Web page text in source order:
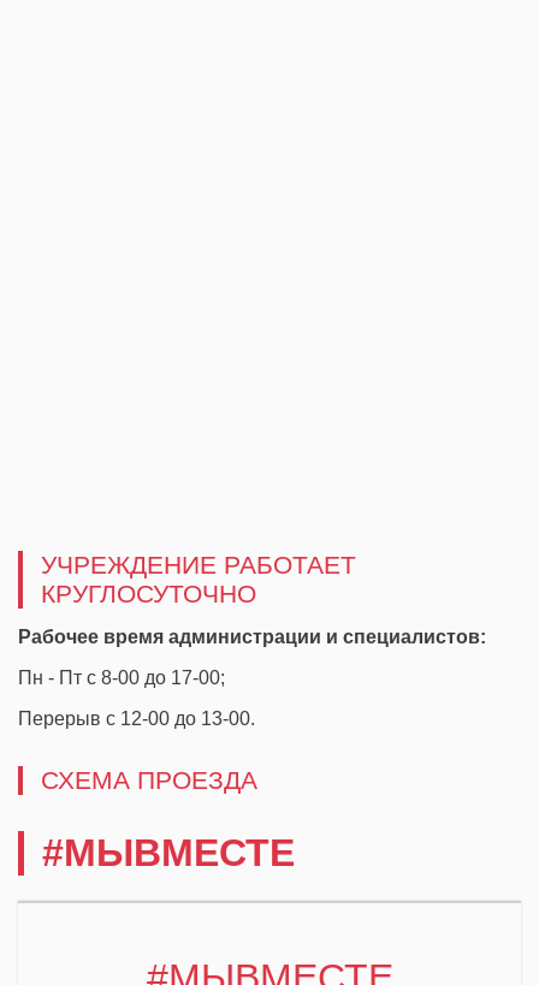
УЧРЕЖДЕНИЕ РАБОТАЕТ
КРУГЛОСУТОЧНО
Рабочее время администрации и специалистов:
Пн - Пт с 8-00 до 17-00;
Перерыв с 12-00 до 13-00.
СХЕМА ПРОЕЗДА
#МЫВМЕСТЕ